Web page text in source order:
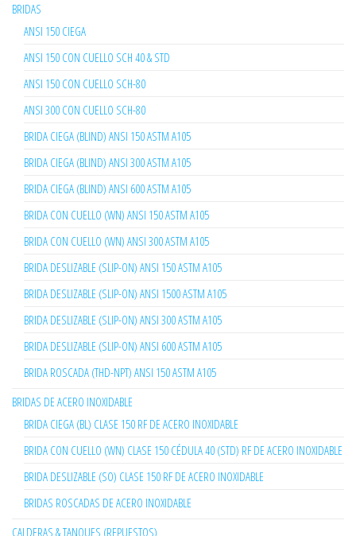
BRIDAS
ANSI 150 CIEGA
ANSI 150 CON CUELLO SCH 40 & STD
ANSI 150 CON CUELLO SCH-80
ANSI 300 CON CUELLO SCH-80
BRIDA CIEGA (BLIND) ANSI 150 ASTM A105
BRIDA CIEGA (BLIND) ANSI 300 ASTM A105
BRIDA CIEGA (BLIND) ANSI 600 ASTM A105
BRIDA CON CUELLO (WN) ANSI 150 ASTM A105
BRIDA CON CUELLO (WN) ANSI 300 ASTM A105
BRIDA DESLIZABLE (SLIP-ON) ANSI 150 ASTM A105
BRIDA DESLIZABLE (SLIP-ON) ANSI 1500 ASTM A105
BRIDA DESLIZABLE (SLIP-ON) ANSI 300 ASTM A105
BRIDA DESLIZABLE (SLIP-ON) ANSI 600 ASTM A105
BRIDA ROSCADA (THD-NPT) ANSI 150 ASTM A105
BRIDAS DE ACERO INOXIDABLE
BRIDA CIEGA (BL) CLASE 150 RF DE ACERO INOXIDABLE
BRIDA CON CUELLO (WN) CLASE 150 CÉDULA 40 (STD) RF DE ACERO INOXIDABLE
BRIDA DESLIZABLE (SO) CLASE 150 RF DE ACERO INOXIDABLE
BRIDAS ROSCADAS DE ACERO INOXIDABLE
CALDERAS & TANQUES (REPUESTOS)